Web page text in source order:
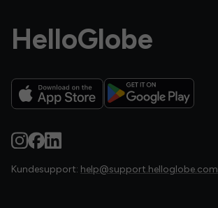
HelloGlobe
Kundesupport: help@support.helloglobe.com